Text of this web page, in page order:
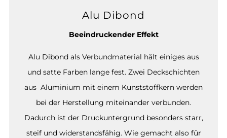
Alu Dibond
Beeindruckender Effekt
Alu Dibond als Verbundmaterial hält einiges aus
und satte Farben lange fest. Zwei Deckschichten
aus Aluminium mit einem Kunststoffkern werden
bei der Herstellung miteinander verbunden.
Dadurch ist der Druckuntergrund besonders starr,
steif und widerstandsfähig. Wie gemacht also für